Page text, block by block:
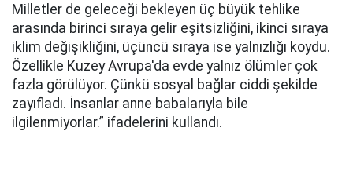
Milletler de geleceği bekleyen üç büyük tehlike
arasında birinci sıraya gelir eşitsizliğini, ikinci sıraya
iklim değişikliğini, üçüncü sıraya ise yalnızlığı koydu.
Özellikle Kuzey Avrupa'da evde yalnız ölümler çok
fazla görülüyor. Çünkü sosyal bağlar ciddi şekilde
zayıfladı. İnsanlar anne babalarıyla bile
ilgilenmiyorlar.” ifadelerini kullandı.